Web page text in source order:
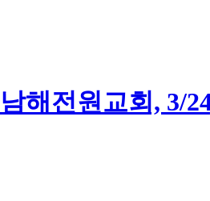
해전원교회, 3/